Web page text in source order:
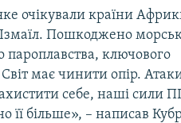
очікували країни
Пошкоджено
пароплавства, ключового
має чинити опір.
себе, наші сили
її більше», – написав